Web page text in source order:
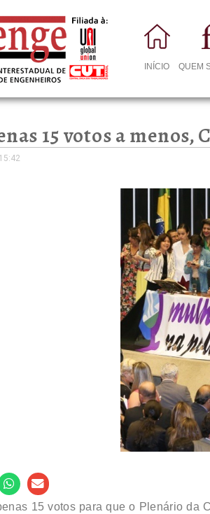
INÍCIO QUEM
15 votos a
15:42
15 votos para que o Plenário da